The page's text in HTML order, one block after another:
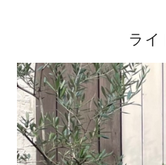
ラ